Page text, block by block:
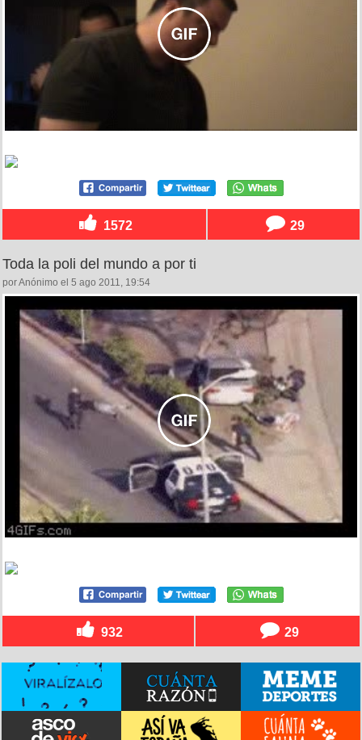
1572 29
Toda la poli del mundo a por ti
por Anónimo el 5 ago 2011, 19:54
932 29